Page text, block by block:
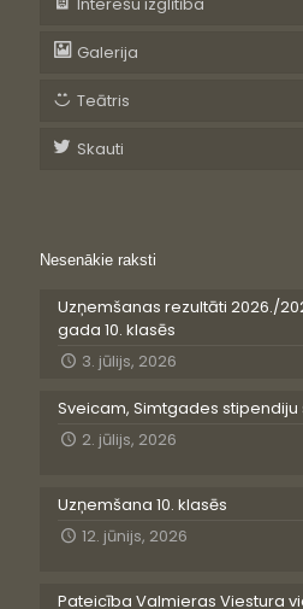
Galerija
Teātris
Skauti
Nesenākie raksti
Uzņemšanas rezultāti 2026./
gada 10. klasēs
3. jūlijs, 2026
Sveicam, Simtgades
2. jūlijs, 2026
Uzņemšana 10. klasēs
12. jūnijs, 2026
Pateicība Valmieras Viestura